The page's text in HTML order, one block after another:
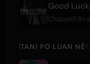
Good
Chappell
TANI PO LUAN NË